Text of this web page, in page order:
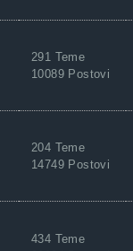
291 Teme
10089 Postovi
204 Teme
14749 Postovi
434 Teme